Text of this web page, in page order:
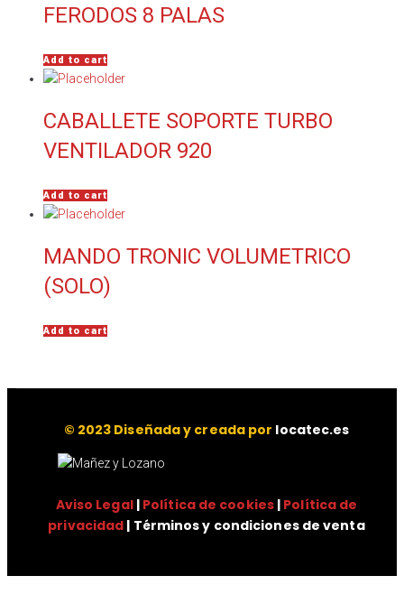
FERODOS 8 PALAS
Add to cart
CABALLETE SOPORTE TURBO
VENTILADOR 920
Add to cart
MANDO TRONIC VOLUMETRICO
(SOLO)
Add to cart
© 2023 Diseñada y creada por locatec.es
Aviso Legal| Política de cookies| Política de
privacidad | Términos y condiciones de venta